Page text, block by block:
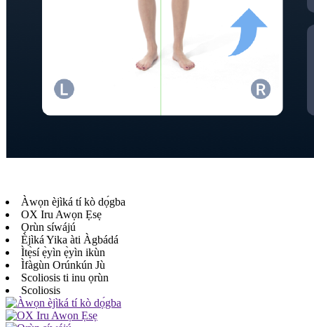
Àwọn èjìká tí kò dọ́gba
OX Iru Awọn Ẹsẹ
Ọrùn ​​síwájú
Èjìká Yika àti Àgbádá
Ìtẹ̀sí ẹ̀yìn ẹ̀yìn ikùn
Ìfàgùn Orúnkún Jù
Scoliosis ti inu ọrùn
Scoliosis